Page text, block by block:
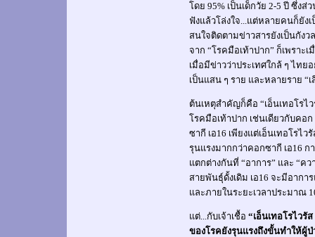
โดย 95% เป็นเด็กวัย 2-5 ปี ซึ่ง
ฟังแล้วโล่งใจ...แต่หลายคนก็ยัง
สนใจติดตามข่าวสารยังเป็นกัง
จาก “โรคมือเท้าปาก” ก็เพราะ
เมื่อมีข่าวว่าประเทศใกล้ ๆ ไทย
เป็นแสน ๆ ราย และหลายราย “
ต้นเหตุสำคัญก็คือ “เอ็นเทอโรไว
โรคมือเท้าปาก เช่นเดียวกับคอก
ซากี เอ16 เพียงแต่เอ็นเทอโร
รุนแรงมากกว่าคอกซากี เอ16 ก
แตกต่างกันที่ “อาการ” และ “ค
สายพันธุ์ดั้งเดิม เอ16 จะมีอากา
และภายในระยะเวลาประมาณ
แต่...กับเจ้าเชื้อ “เอ็นเทอโรไวรั
ของโรคยังรุนแรงถึงขั้นทำให้ผู้